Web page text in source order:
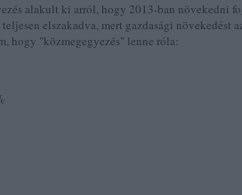
alakult ki arról, hogy 2013-ban növekedni
elszakadva, mert gazdasági növekedést
hogy "közmegegyezés" lenne róla: